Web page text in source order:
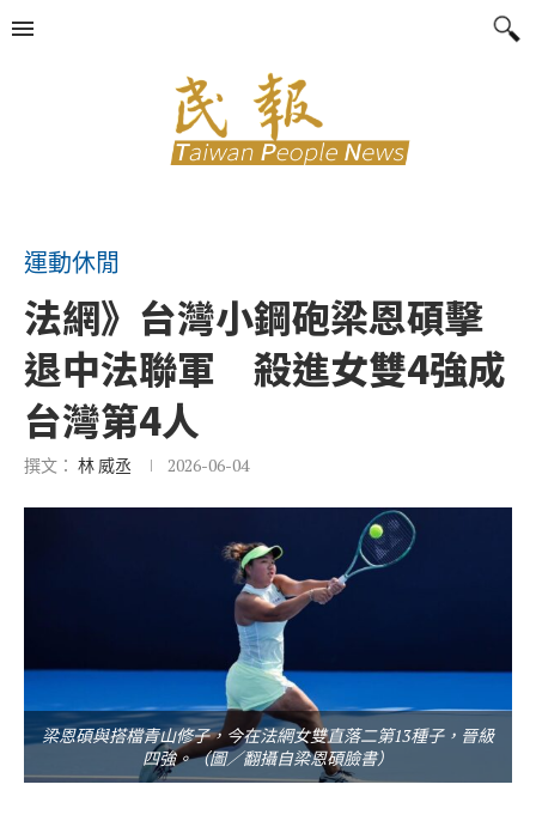
運動休閒
法網》台灣小鋼砲梁恩碩擊
退中法聯軍 殺進女雙4強成
台灣第4人
撰文： 林 威丞 2026-06-04
梁恩碩與搭檔青山修子，今在法網女雙直落二第13種子，晉級
四強。（圖／翻攝自梁恩碩臉書）